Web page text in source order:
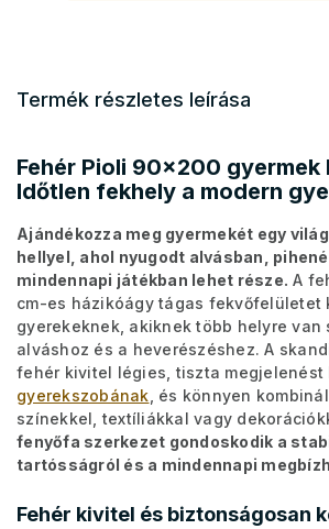
Termék részletes leírása
Fehér Pioli 90x200 gyermek
Időtlen fekhely a modern
Ajándékozza meg gyermekét egy
hellyel, ahol nyugodt alvásban,
mindennapi játékban lehet része. A
cm-es házikóágy tágas fekvőfelületet
gyerekeknek, akiknek több helyre van
alváshoz és a heverészéshez. A
fehér kivitel légies, tiszta megjelenést
gyerekszobának , és könnyen
színekkel, textíliákkal vagy
fenyőfa szerkezet gondoskodik a
tartósságról és a mindennapi
Fehér kivitel és biztonságosan